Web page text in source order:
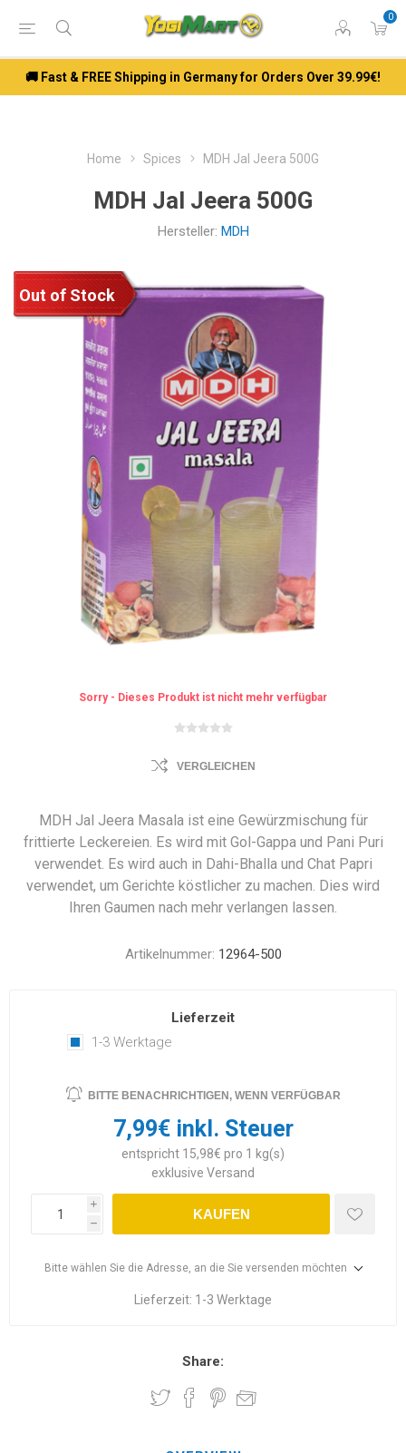
0
🚚 Fast & FREE Shipping in Germany for Orders Over 39.99€!
Home Spices MDH Jal Jeera 500G
MDH Jal Jeera 500G
Hersteller: MDH
Out of Stock
Sorry - Dieses Produkt ist nicht mehr verfügbar
VERGLEICHEN
MDH Jal Jeera Masala ist eine Gewürzmischung für
frittierte Leckereien. Es wird mit Gol-Gappa und Pani Puri
verwendet. Es wird auch in Dahi-Bhalla und Chat Papri
verwendet, um Gerichte köstlicher zu machen. Dies wird
Ihren Gaumen nach mehr verlangen lassen.
Artikelnummer: 12964-500
Lieferzeit
1-3 Werktage
BITTE BENACHRICHTIGEN, WENN VERFÜGBAR
7,99€ inkl. Steuer
entspricht 15,98€ pro 1 kg(s)
exklusive Versand
i
h
KAUFEN
Bitte wählen Sie die Adresse, an die Sie versenden möchten
Lieferzeit: 1-3 Werktage
Share: